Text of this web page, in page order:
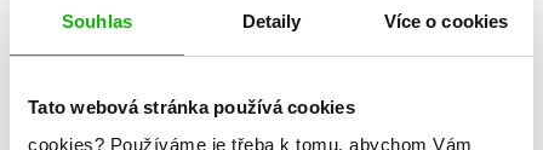
Souhlas Detaily Více o cookies
Tato webová stránka používá cookies
cookies? Používáme je třeba k tomu, abychom Vám
Vybarvuj, čti si, nalepuj
autora nemá
Legenda o konci světa
autora nemá